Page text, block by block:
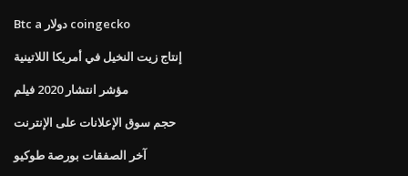
Btc a دولار coingecko
إنتاج زيت النخيل في أمريكا اللاتينية
مؤشر انتشار 2020 فيلم
حجم سوق الإعلانات على الإنترنت
آخر الصفقات بورصة طوكيو